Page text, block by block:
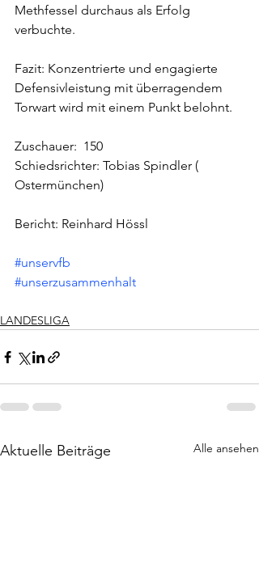
Methfessel durchaus als Erfolg
verbuchte.
Fazit: Konzentrierte und engagierte
Defensivleistung mit überragendem
Torwart wird mit einem Punkt belohnt.
Zuschauer:  150
Schiedsrichter: Tobias Spindler (
Ostermünchen)
Bericht: Reinhard Hössl
#unservfb
#unserzusammenhalt
LANDESLIGA
Aktuelle Beiträge Alle ansehen